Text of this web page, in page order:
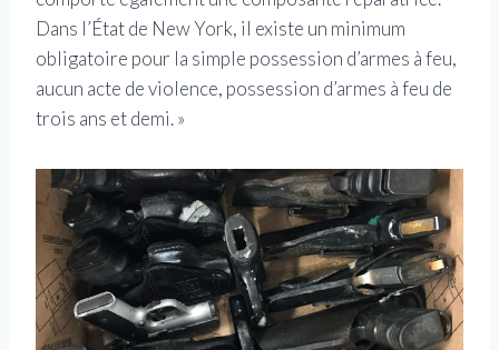
Dans l’État de New York, il existe un minimum
obligatoire pour la simple possession d’armes à feu,
aucun acte de violence, possession d’armes à feu de
trois ans et demi. »